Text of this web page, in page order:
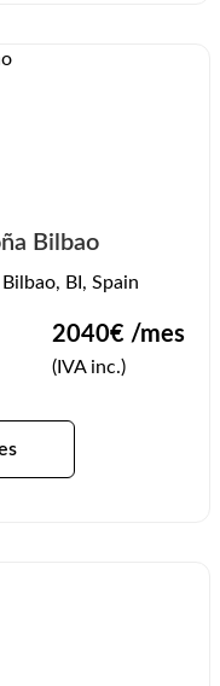
Bilbao
BI, Spain
2040€ /mes
(IVA inc.)